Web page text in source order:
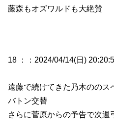
藤森もオズワルドも大絶賛
18 ： ：2024/04/14(日)
遠藤で続けてきた乃木ののス
バトン交替
さらに菅原からの予告で次週